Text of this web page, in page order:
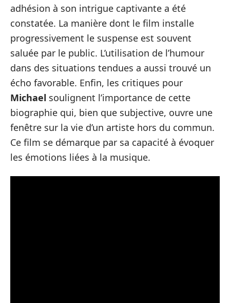
adhésion à son intrigue captivante a été
constatée. La manière dont le film installe
progressivement le suspense est souvent
saluée par le public. L’utilisation de l’humour
dans des situations tendues a aussi trouvé un
écho favorable. Enfin, les critiques pour
Michael soulignent l’importance de cette
biographie qui, bien que subjective, ouvre une
fenêtre sur la vie d’un artiste hors du commun.
Ce film se démarque par sa capacité à évoquer
les émotions liées à la musique.